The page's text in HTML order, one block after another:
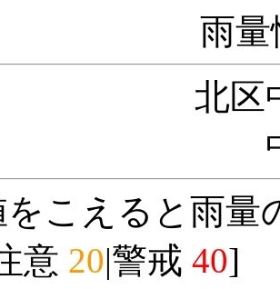
雨量
北区
こえると雨量
意 20|警戒 40]